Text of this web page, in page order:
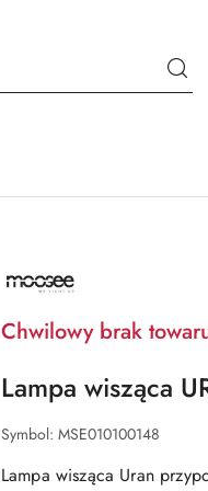
NAZWA
PRODUCENTA:
Chwilowy brak
Lampa wisząca
Symbol: MSE010100148
Lampa wisząca Uran